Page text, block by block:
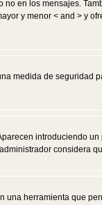
en los mensajes.
y menor < and >
de seguridad
introduciendo
considera
herramienta que